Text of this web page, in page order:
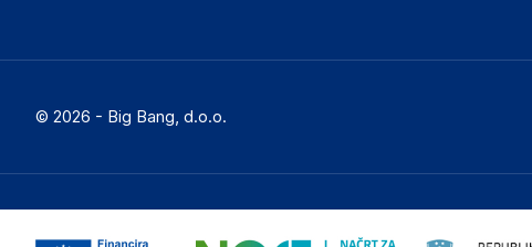
© 2026 - Big Bang, d.o.o.